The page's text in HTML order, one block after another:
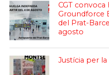
CGT convoca
Groundforce
del Prat-
agosto
Justícia per